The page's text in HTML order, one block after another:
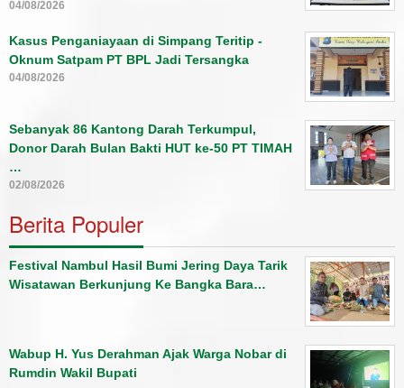
04/08/2026
Kasus Penganiayaan di Simpang Teritip -
Oknum Satpam PT BPL Jadi Tersangka
04/08/2026
Sebanyak 86 Kantong Darah Terkumpul,
Donor Darah Bulan Bakti HUT ke-50 PT TIMAH
…
02/08/2026
Berita Populer
Festival Nambul Hasil Bumi Jering Daya Tarik
Wisatawan Berkunjung Ke Bangka Bara…
Wabup H. Yus Derahman Ajak Warga Nobar di
Rumdin Wakil Bupati